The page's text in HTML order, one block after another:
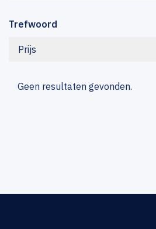
Trefwoord
Prijs
Geen resultaten gevonden.